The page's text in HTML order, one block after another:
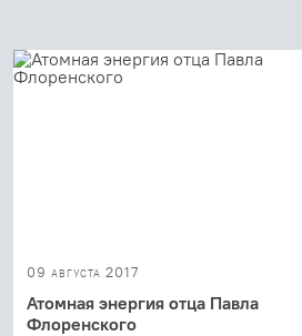
09 августа 2017
Атомная энергия отца Павла
Флоренского